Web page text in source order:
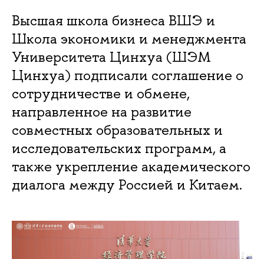
Высшая школа бизнеса ВШЭ и
Школа экономики и менеджмента
Университета Цинхуа (ШЭМ
Цинхуа) подписали соглашение о
сотрудничестве и обмене,
направленное на развитие
совместных образовательных и
исследовательских программ, а
также укрепление академического
диалога между Россией и Китаем.